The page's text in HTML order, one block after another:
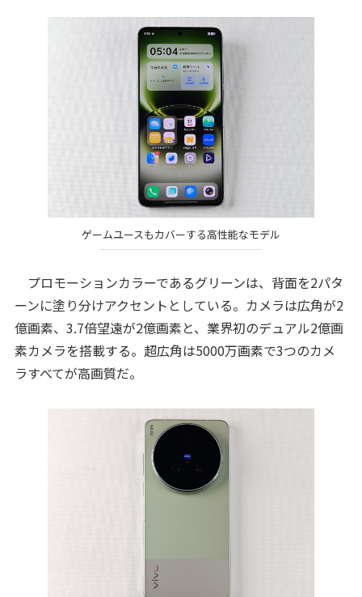
ゲームユースもカバーする高性能なモデル
プロモーションカラーであるグリーンは、背面を2パタ
ーンに塗り分けアクセントとしている。カメラは広角が2
億画素、3.7倍望遠が2億画素と、業界初のデュアル2億画
素カメラを搭載する。超広角は5000万画素で3つのカメ
ラすべてが高画質だ。